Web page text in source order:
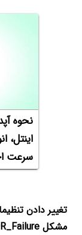
نحوه
اینتل،
سرعت
تغییر دادن
مشکل Video_TDR_Failure